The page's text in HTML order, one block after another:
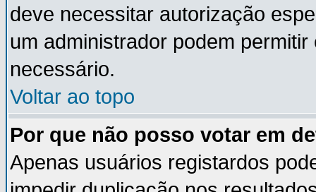
deve necessitar autorização
um administrador podem
necessário.
Voltar ao topo
Por que não posso votar em
Apenas usuários registardos